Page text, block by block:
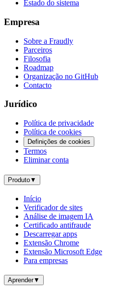
Estado do sistema
Empresa
Sobre a Fraudly
Parceiros
Filosofia
Roadmap
Organização no GitHub
Contacto
Jurídico
Política de privacidade
Política de cookies
Definições de cookies
Termos
Eliminar conta
Produto▼
Início
Verificador de sites
Análise de imagem IA
Certificado antifraude
Descarregar apps
Extensão Chrome
Extensão Microsoft Edge
Para empresas
Aprender▼